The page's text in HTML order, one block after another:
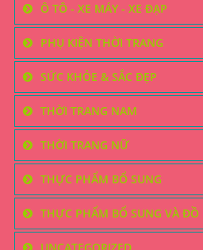
Ô TÔ - XE MÁY - XE ĐẠP
PHỤ KIỆN THỜI TRANG
SỨC KHỎE & SẮC ĐẸP
THỜI TRANG NAM
THỜI TRANG NỮ
THỰC PHẨM BỔ SUNG
THỰC PHẨM BỔ SUNG VÀ ĐỒ